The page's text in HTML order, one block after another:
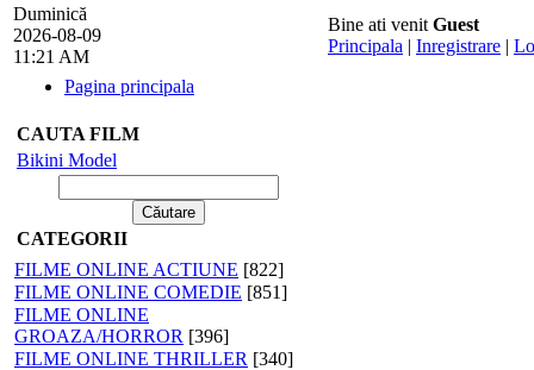
Duminică
2026-08-09
11:21 AM
Bine ati venit Guest
Principala | Inregistrare |
Pagina principala
CAUTA FILM
Bikini Model
CATEGORII
FILME ONLINE ACTIUNE [822]
FILME ONLINE COMEDIE [851]
FILME ONLINE
GROAZA/HORROR [396]
FILME ONLINE THRILLER [340]